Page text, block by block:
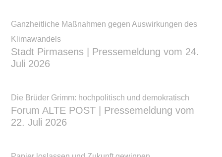
Ganzheitliche Maßnahmen gegen Auswirkungen des
Klimawandels
Stadt Pirmasens | Pressemeldung vom 24.
Juli 2026
Die Brüder Grimm: hochpolitisch und demokratisch
Forum ALTE POST | Pressemeldung vom
22. Juli 2026